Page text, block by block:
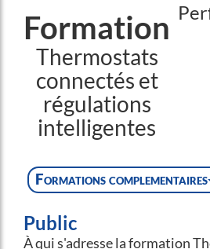
Formation
Thermostats
connectés et
régulations
intelligentes
Formations complementaires
Public
À qui s'adresse la formation